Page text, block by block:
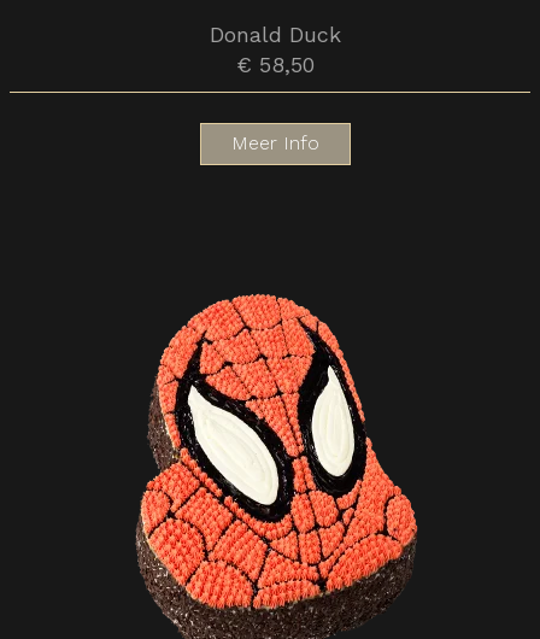
Donald Duck
€ 58,50
Meer Info